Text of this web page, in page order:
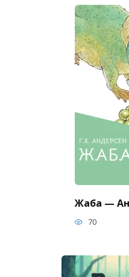
Жаба —
70